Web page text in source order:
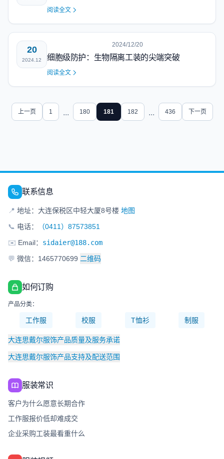
阅读全文
20
2024.12
2024/12/20
细胞级防护：生物隔离工装的尖端突破
阅读全文
上一页 1 ... 180 181 182 ... 436 下一页
联系信息
📍 地址：大连保税区中轻大厦8号楼 地图
📞 电话：
（0411）87573851
✉️ Email： sidaier@188.com
💬 微信：1465770699 二维码
如何订购
产品分类：
工作服 校服 T恤衫 制服
大连思戴尔服饰产品质量及服务承诺
大连思戴尔服饰产品支持及配送范围
服装常识
客户为什么愿意长期合作
工作服报价低却难成交
企业采购工装最看重什么